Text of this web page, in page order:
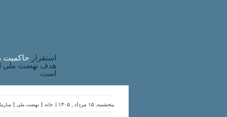
استقرار حاکميت
هدف نهضت ملی
است
نهضت ملی خانه پنجشنبه, ۱۵ مرداد , ۱۴۰۵ |